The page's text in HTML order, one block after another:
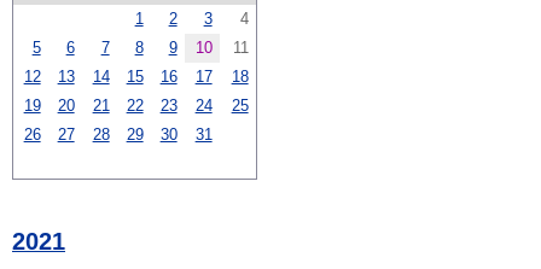
1
2 3
4
5
6 7 8 9 10
11
12
13 14 15 16 17
18
19
20 21 22 23 24
25
26
27 28 29 30 31
2021